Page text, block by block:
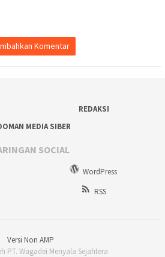
Komentar
REDAKSI
MEDIA SIBER
SOCIAL
WordPress
RSS
Versi Non AMP
PT. Wagadei Menyala Sejahtera